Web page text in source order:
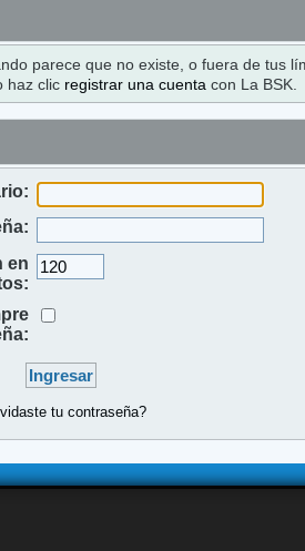
parece que no existe, o fuera de tus
haz clic registrar una cuenta con La BSK.
en
tu contraseña?